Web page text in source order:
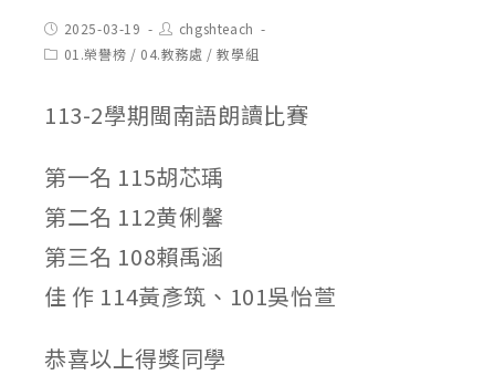
Post2025-03-19
Post
author:
chgshteach
Post01.榮譽榜 / 04.教務處 / 教學組
113-2學期閩南語朗讀比賽
第一名 115胡芯瑀
第二名 112黄俐馨
第三名 108賴禹涵
佳 作 114黃彥筑、101吳怡萱
恭喜以上得獎同學